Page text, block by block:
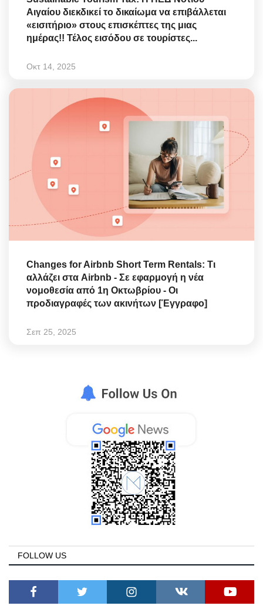
Αιγαίου διεκδικεί το δικαίωμα να επιβάλλεται
«εισιτήριο» στους επισκέπτες της μιας
ημέρας!! Τέλος εισόδου σε τουρίστες...
Οκτ 14, 2025
Changes for Airbnb Short Term Rentals: Τι
αλλάζει στα Airbnb - Σε εφαρμογή η νέα
νομοθεσία από 1η Οκτωβρίου - Οι
προδιαγραφές των ακινήτων [Έγγραφο]
Σεπ 25, 2025
FOLLOW US